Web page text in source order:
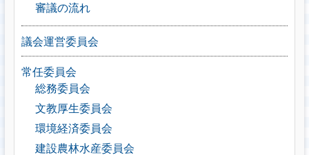
審議の流れ
議会運営委員会
常任委員会
総務委員会
文教厚生委員会
環境経済委員会
建設農林水産委員会